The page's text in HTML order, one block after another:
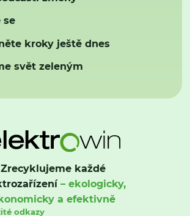
se
kroky ještě dnes
svět zeleným
Zrecyklujeme každé
– ekologicky,
a efektivně
odkazy